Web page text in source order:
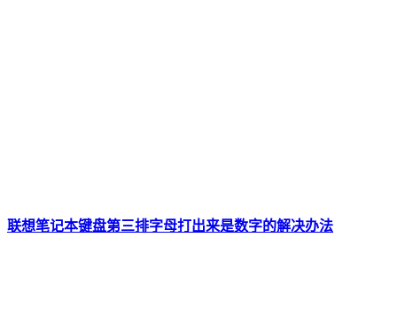
联想笔记本键盘第三排字母打出来是数字的解决办法